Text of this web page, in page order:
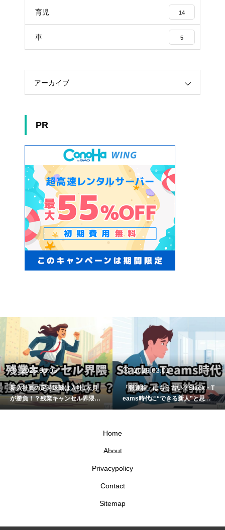
育児 14
車 5
アーカイブ
PR
2026.03.05
新入社員の定時退勤は入社1ヶ月
が勝負！？残業キャンセル界隈の
スマートな立ち回り方
2026.03.01
「報連相」はもう古い？Slack・T
eams時代に“できる新人”と思わ
せる即レス＆要約術
Home
About
Privacypolicy
Contact
Sitemap